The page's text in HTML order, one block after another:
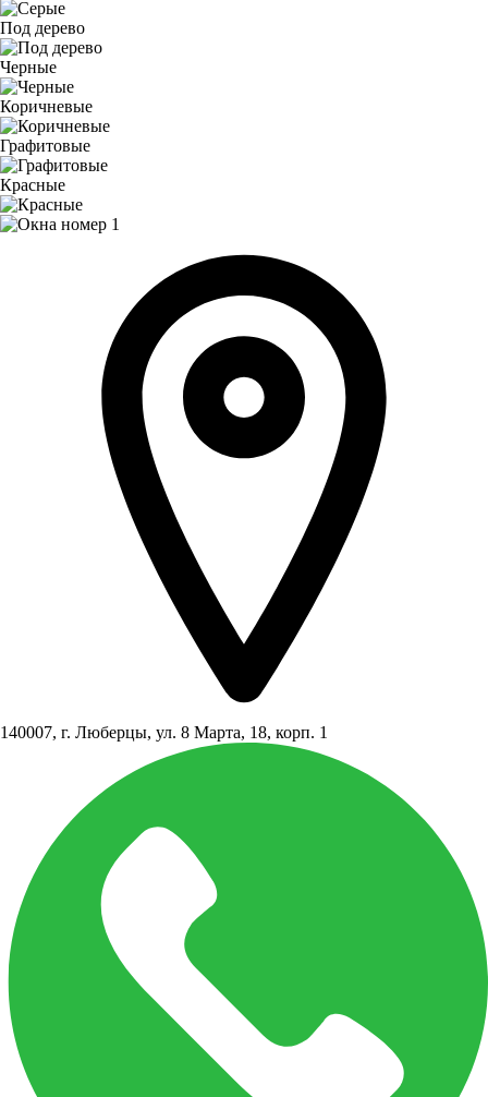
Под дерево
Черные
Коричневые
Графитовые
Красные
140007, г. Люберцы, ул. 8 Марта, 18, корп. 1